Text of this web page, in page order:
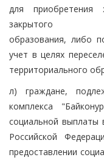
для приобретения
закрытого
образования, либо
учет в целях
территориального
л) граждане,
комплекса
социальной выплаты
Российской
предоставлении